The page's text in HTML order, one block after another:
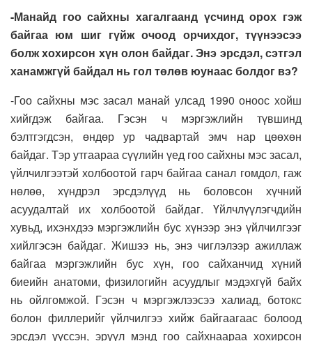
-Манайд гоо сайхны хагалгаанд үсчинд орох гэж
байгаа юм шиг гүйж очоод орчихдог, түүнээсээ
болж хохирсон хүн олон байдаг. Энэ эрсдэл, сэтгэл
ханамжгүй байдал нь гол төлөв юунаас болдог вэ?
-Гоо сайхны мэс засал манай улсад 1990 оноос хойш
хийгдэж байгаа. Гэсэн ч мэргэжлийн түвшинд
бэлтгэгдсэн, өндөр ур чадвартай эмч нар цөөхөн
байдаг. Тэр утгаараа сүүлийн үед гоо сайхны мэс засал,
үйлчилгээтэй холбоотой гарч байгаа санал гомдол, гаж
нөлөө, хүндрэл эрсдэлүүд нь боловсон хүчний
асуудалтай их холбоотой байдаг. Үйлчлүүлэгчдийн
хувьд, ихэнхдээ мэргэжлийн бус хүнээр энэ үйлчилгээг
хийлгэсэн байдаг. Жишээ нь, энэ чиглэлээр ажиллаж
байгаа мэргэжлийн бус хүн, гоо сайханчид хүний
биеийн анатоми, физилогийн асуудлыг мэдэхгүй байх
нь ойлгомжой. Гэсэн ч мэргэжлээсээ халиад, ботокс
болон филлерийг үйлчилгээ хийж байгаагаас болоод
эрсдэл үүссэн, эрүүл мэнд гоо сайхнаараа хохирсон